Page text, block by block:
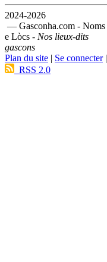
2024-2026
— Gasconha.com - Noms
e Lòcs - Nos lieux-dits
gascons
Plan du site | Se connecter|
RSS 2.0